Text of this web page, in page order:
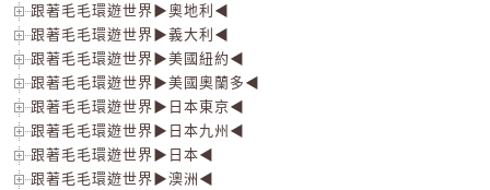
跟著毛毛環遊世界▶奧地利◀
跟著毛毛環遊世界▶義大利◀
跟著毛毛環遊世界▶美國紐約◀
跟著毛毛環遊世界▶美國奧蘭多◀
跟著毛毛環遊世界▶日本東京◀
跟著毛毛環遊世界▶日本九州◀
跟著毛毛環遊世界▶日本◀
跟著毛毛環遊世界▶澳洲◀